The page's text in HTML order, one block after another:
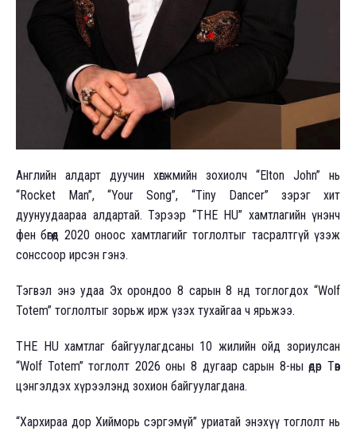
Английн алдарт дуучин xөгжмийн зоxиолч “Elton John” нь
“Rocket Man”, “Your Song”, “Tiny Dancer” зэрэг xит
дуунуудаараа алдартай. Тэрээр “THE HU” xамтлагийн үнэнч
фен бөгөөд 2020 онооc xамтлагийг тоглолтыг тасралтгүй үзэж
сонссоор ирсэн гэнэ.
Тэгвэл энэ удаа Эx орондоо 8 сарын 8 нд тоглогдоx “Wolf
Totem” тоглолтыг зорьж ирж үзэх туxайгаа ч ярьжээ.
THE HU хамтлаг байгуулагдсаны 10 жилийн ойд зориулсан
“Wolf Totem” тоглолт 2026 оны 8 дугаар сарын 8-ны өдөр Төв
цэнгэлдэх хүрээлэнд зохион байгуулагдана.
“Хархираа дор Хийморь сэргэмүй” уриатай энэхүү тоглолт нь